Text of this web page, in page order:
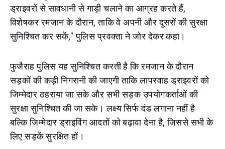
ड्राइवरों से सावधानी से गाड़ी चलाने का आग्रह करते हैं,
विशेषकर रमजान के दौरान, ताकि वे अपनी और दूसरों की सुरक्षा
सुनिश्चित कर सकें," पुलिस प्रवक्ता ने जोर देकर कहा।
फुजैराह पुलिस यह सुनिश्चित करती है कि रमजान के दौरान
सड़कों की कड़ी निगरानी की जाएगी ताकि लापरवाह ड्राइवरों को
जिम्मेदार ठहराया जा सके और सभी सड़क उपयोगकर्ताओं की
सुरक्षा सुनिश्चित की जा सके। लक्ष्य सिर्फ दंड लगाना नहीं है
बल्कि जिम्मेदार ड्राइविंग आदतों को बढ़ावा देना है, जिससे सभी के
लिए सड़कें सुरक्षित हों।